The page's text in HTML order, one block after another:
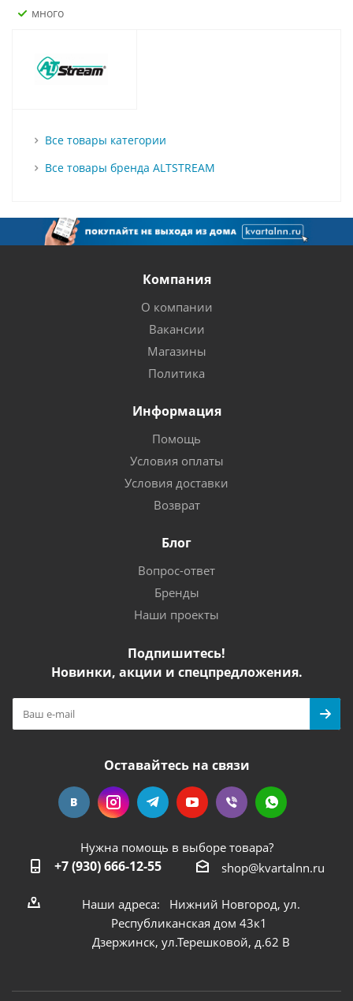
Много
Все товары категории
Все товары бренда ALTSTREAM
Компания
О компании
Вакансии
Магазины
Политика
Информация
Помощь
Условия оплаты
Условия доставки
Возврат
Блог
Вопрос-ответ
Бренды
Наши проекты
Подпишитесь!
Новинки, акции и спецпредложения.
Оставайтесь на связи
Нужна помощь в выборе товара?
+7 (930) 666-12-55 shop@kvartalnn.ru
Наши адреса: Нижний Новгород, ул.
Республиканская дом 43к1
Дзержинск, ул.Терешковой, д.62 В